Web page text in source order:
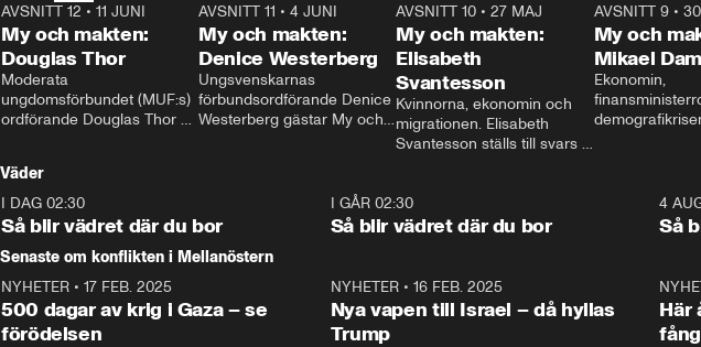
26:27
AVSNITT 12 • 11 JUNI
My och makten:
Douglas Thor
Moderata
ungdomsförbundet (MUF:s)
ordförande Douglas Thor
tonårsutvisningarna och hur
Moderaterna ska locka
väljare till valet i höst.
23:40
AVSNITT 11 •4 JUNI
My och makten:
Denice Westerberg
Ungsvenskarnas
förbundsordförande Denice
Westerberg gästar My och
AVSNITT 10 •27 MAJ
My och makten:
Elisabeth
Svantesson
Kvinnorna, ekonomin och
migrationen. Elisabeth
Svantesson ställs till svars
AVSNITT 9•
My och
Mikael
Ekonomin,
och Makten.
Väder
I DAG 02:30
Så blir vädret där du bor
1:06
I GÅR 02:30
Så blir vädret där du bor
4
Så
Senaste om konflikten i Mellanöstern
NYHETER • 17 FEB. 2025
500 dagar av krig i Gaza – se
förödelsen
NYHETER• 16 FEB. 2025
Nya vapen till Israel – då hyllas
Trump
Här